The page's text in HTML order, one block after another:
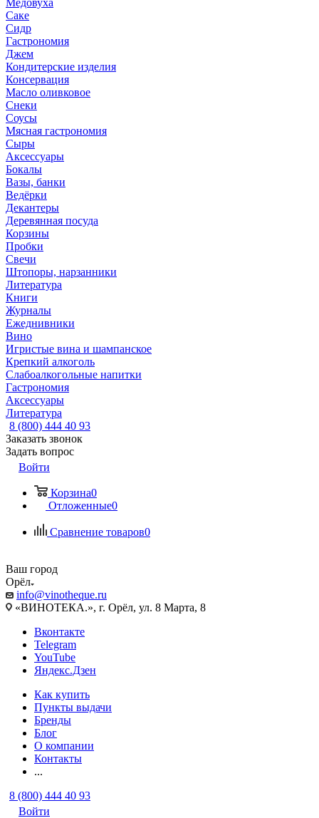
Медовуха
Саке
Сидр
Гастрономия
Джем
Кондитерские изделия
Консервация
Масло оливковое
Снеки
Соусы
Мясная гастрономия
Сыры
Аксессуары
Бокалы
Вазы, банки
Ведёрки
Декантеры
Деревянная посуда
Корзины
Пробки
Свечи
Штопоры, нарзанники
Литература
Книги
Журналы
Ежеднивники
Вино
Игристые вина и шампанское
Крепкий алкоголь
Слабоалкогольные напитки
Гастрономия
Аксессуары
Литература
8 (800) 444 40 93
Заказать звонок
Задать вопрос
Войти
Корзина0
Отложенные0
Сравнение товаров0
Ваш город
Орёл
info@vinotheque.ru
«ВИНОТЕКА.», г. Орёл, ул. 8 Марта, 8
Вконтакте
Telegram
YouTube
Яндекс.Дзен
Как купить
Пункты выдачи
Бренды
Блог
О компании
Контакты
...
8 (800) 444 40 93
Войти